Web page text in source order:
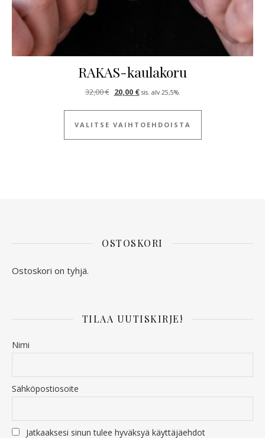
RAKAS-kaulakoru
32,00€ Alkuperäinen hinta oli: 32,00 €.
20,00 €Nykyinen hinta on: 20,00 €.
sis. alv 25,5%.
VALITSE VAIHTOEHDOISTA
Tällä tuotteella
OSTOSKORI
Ostoskori on tyhjä.
TILAA UUTISKIRJE!
Nimi
Sähköpostiosoite
Jatkaaksesi sinun tulee hyväksyä käyttäjäehdot